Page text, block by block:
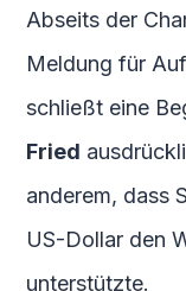
Abseits der
Meldung für
schließt eine
Fried
anderem, dass
US-Dollar den
unterstützte.